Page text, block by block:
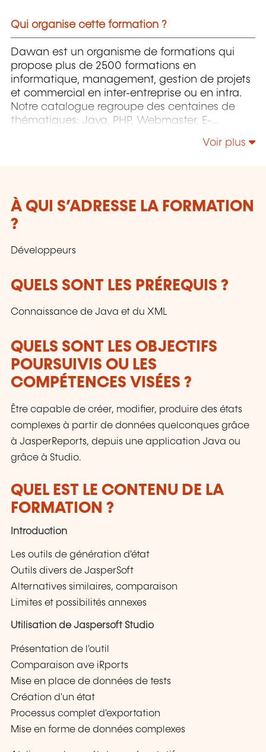
Qui organise cette formation ?
Dawan est un organisme de formations qui
propose plus de 2500 formations en
informatique, management, gestion de projets
et commercial en inter-entreprise ou en intra.
Notre catalogue regroupe des centaines de
thématiques: Java, PHP, Webmaster, E-
Autocad, Photoshop, l'intelligence artificielle,
Voir plus
À QUI S’ADRESSE LA FORMATION
?
Développeurs
QUELS SONT LES PRÉREQUIS ?
Connaissance de Java et du XML
QUELS SONT LES OBJECTIFS
POURSUIVIS OU LES
COMPÉTENCES VISÉES ?
Être capable de créer, modifier, produire des états
complexes à partir de données quelconques grâce
à JasperReports, depuis une application Java ou
grâce à Studio.
QUEL EST LE CONTENU DE LA
FORMATION ?
Introduction
Les outils de génération d'état
Outils divers de JasperSoft
Alternatives similaires, comparaison
Limites et possibilités annexes
Utilisation de Jaspersoft Studio
Présentation de l'outil
Comparaison ave iRports
Mise en place de données de tests
Création d'un état
Processus complet d'exportation
Mise en forme de données complexes